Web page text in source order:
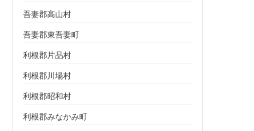
吾妻郡高山村
吾妻郡東吾妻町
利根郡片品村
利根郡川場村
利根郡昭和村
利根郡みなかみ町